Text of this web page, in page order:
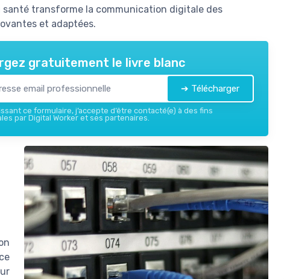
transforme la communication digitale des
et adaptées.
gratuitement le livre blanc
➔ Télécharger
ce formulaire, j’accepte d’être contacté(e) à des fins
par Digital Worker et ses partenaires.